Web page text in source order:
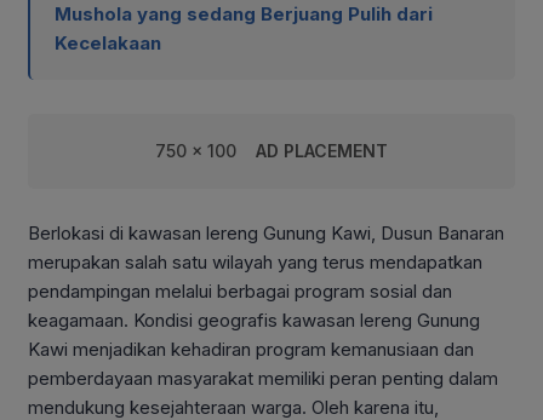
Mushola yang sedang Berjuang Pulih dari
Kecelakaan
750 x 100 AD PLACEMENT
Berlokasi di kawasan lereng Gunung Kawi, Dusun Banaran
merupakan salah satu wilayah yang terus mendapatkan
pendampingan melalui berbagai program sosial dan
keagamaan. Kondisi geografis kawasan lereng Gunung
Kawi menjadikan kehadiran program kemanusiaan dan
pemberdayaan masyarakat memiliki peran penting dalam
mendukung kesejahteraan warga. Oleh karena itu,